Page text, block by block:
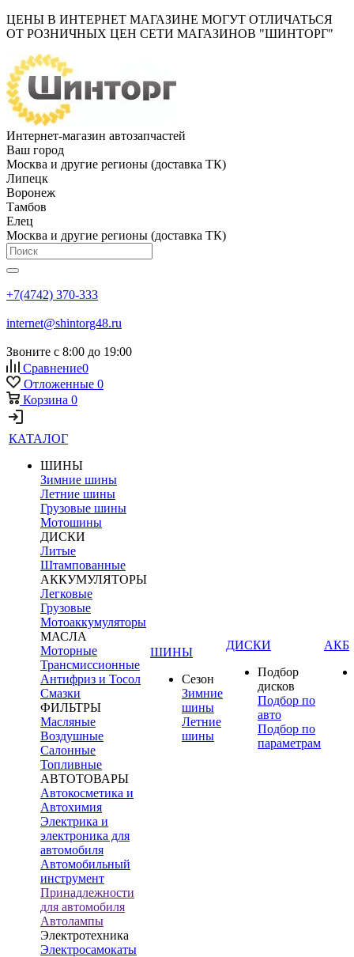
ЦЕНЫ В ИНТЕРНЕТ МАГАЗИНЕ МОГУТ ОТЛИЧАТЬСЯ
ОТ РОЗНИЧНЫХ ЦЕН СЕТИ МАГАЗИНОВ "ШИНТОРГ"
Интернет-магазин автозапчастей
Ваш город
Москва и другие регионы (доставка ТК)
Липецк
Воронеж
Тамбов
Елец
Москва и другие регионы (доставка ТК)
+7(4742) 370-333
internet@shintorg48.ru
Звоните с 8:00 до 19:00
Сравнение0
Отложенные 0
Корзина 0
КАТАЛОГ
ШИНЫ
Зимние шины
Летние шины
Грузовые шины
Мотошины
ДИСКИ
Литые
Штампованные
АККУМУЛЯТОРЫ
Легковые
Грузовые
Мотоаккумуляторы
МАСЛА
Моторные
Трансмиссионные
Антифриз и Тосол
Смазки
ФИЛЬТРЫ
Масляные
Воздушные
Салонные
Топливные
АВТОТОВАРЫ
Автокосметика и
Автохимия
Электрика и
электроника для
автомобиля
Автомобильный
инструмент
Принадлежности
для автомобиля
Автолампы
Электротехника
Электросамокаты
ШИНЫ
Сезон
Зимние
шины
Летние
шины
ДИСКИ
Подбор
дисков
Подбор по
авто
Подбор по
параметрам
АКБ